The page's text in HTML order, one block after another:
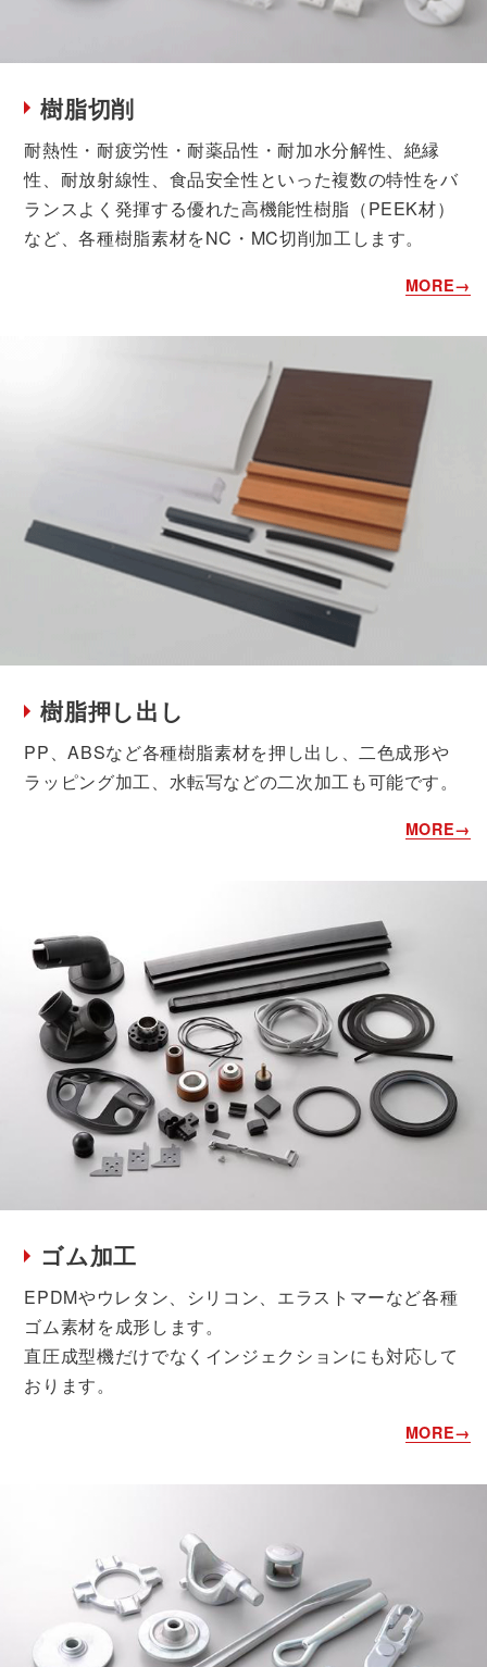
樹脂切削
耐熱性・耐疲労性・耐薬品性・耐加水分解性、絶縁
性、耐放射線性、食品安全性といった複数の特性をバ
ランスよく発揮する優れた高機能性樹脂（PEEK材）
など、各種樹脂素材をNC・MC切削加工します。
樹脂押し出し
PP、ABSなど各種樹脂素材を押し出し、二色成形や
ラッピング加工、水転写などの二次加工も可能です。
ゴム加工
EPDMやウレタン、シリコン、エラストマーなど各種
ゴム素材を成形します。
直圧成型機だけでなくインジェクションにも対応して
おります。